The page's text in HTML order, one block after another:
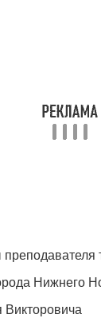
Нижнего
Викторовича